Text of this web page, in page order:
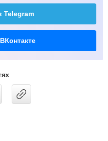
Telegram